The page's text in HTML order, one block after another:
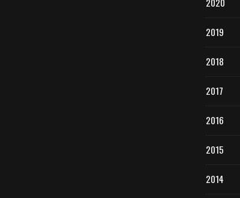
2019
2018
2017
2016
2015
2014